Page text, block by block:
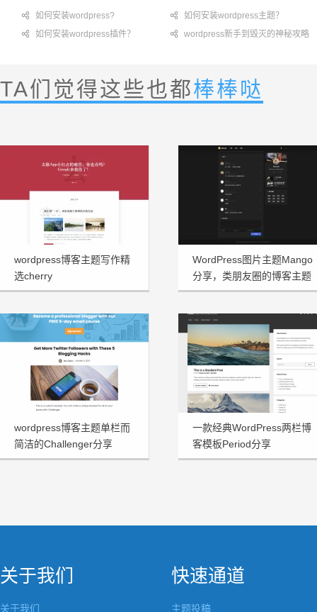
 如何安装wordpress?  如何安装wordpress主题？
 如何安装wordpress插件？  wordpress新手到毁灭的神秘攻略
TA们觉得这些也都棒棒哒
wordpress博客主题写作精
选cherry
WordPress图片主题Mango
分享，类朋友圈的博客主题
wordpress博客主题单栏而
简洁的Challenger分享
一款经典WordPress两栏博
客模板Period分享
关于我们
关于我们
快速通道
主题投稿